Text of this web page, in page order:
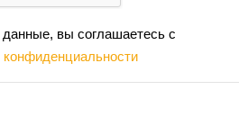
вы соглашаетесь с
конфиденциальности